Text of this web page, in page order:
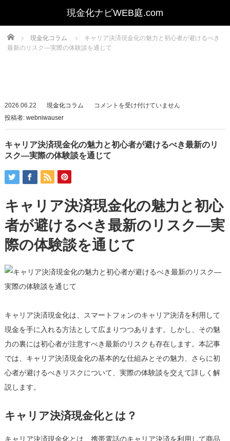
Home 現金化コラム
キャリア決済現金化の魅力と初心者が避けるべき
最新のリスク—実際の体験談を通じて
2026.06.22 現金化コラム
キ
リ
ア
決
化
魅
力
と
心
避
け
き
最
リ
ク
コメントを受け付けていません
投稿者: webniwauser
キャリア決済現金化の魅力と初心者が避けるべき最新のリ
スク—実際の体験談を通じて
キャリア決済現金化の魅力と初心
者が避けるべき最新のリスク—実
際の体験談を通じて
キャリア決済現金化は、スマートフォンのキャリア決済を利用して
現金を手に入れる方法として広まりつつあります。しかし、その魅
力の裏には初心者が注意すべき最新のリスクも存在します。本記事
では、キャリア決済現金化の基本的な仕組みとその魅力、さらに初
心者が避けるべきリスクについて、実際の体験談を交えて詳しく解
説します。
キャリア決済現金化とは？
キャリア決済現金化とは、携帯電話のキャリア決済を利用して商品